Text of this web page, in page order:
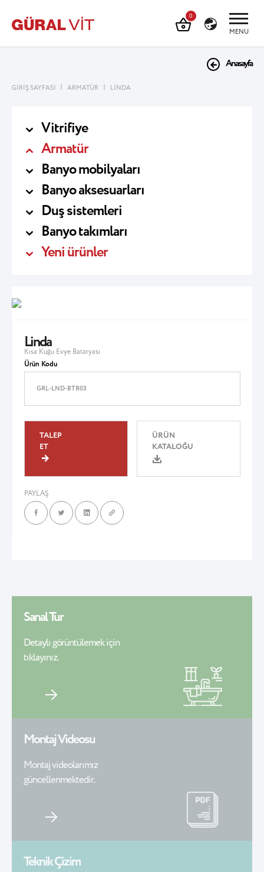
MENU
0
GİRİŞ SAYFASI | ARMATÜR | LİNDA
Anasayfa
Vitrifiye
Armatür
Banyo mobilyaları
Banyo aksesuarları
Duş sistemleri
Banyo takımları
Yeni ürünler
Linda
Kısa Kuğu Evye Bataryası
Ürün Kodu
GRL-LND-BTR03
TALEP
ET
ÜRÜN
KATALOĞU
PAYLAŞ
Sanal Tur
Detaylı görüntülemek için
tıklayınız.
Montaj Videosu
Montaj videolarımız
güncellenmektedir.
Teknik Çizim